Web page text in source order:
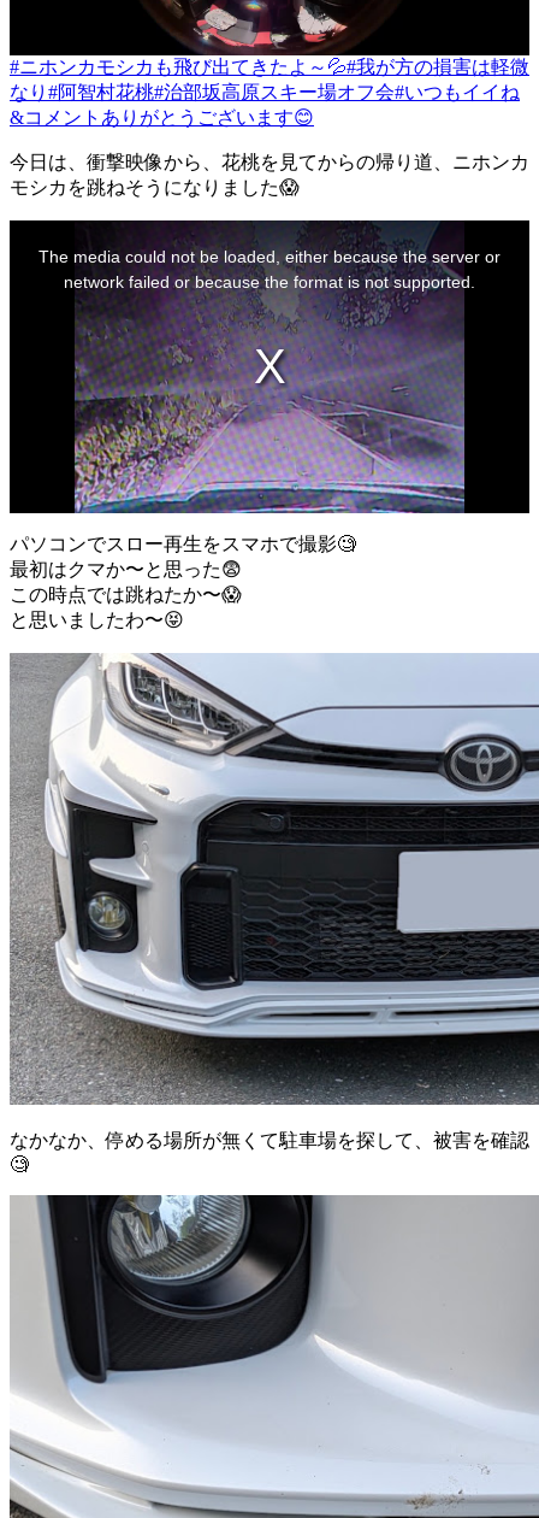
#ニホンカモシカも飛び出てきたよ～💦#我が方の損害は軽微
なり #阿智村花桃#治部坂高原スキー場オフ会#いつもイイね
&コメントありがとうございます😊
今日は、衝撃映像から、花桃を見てからの帰り道、ニホンカ
モシカを跳ねそうになりました😱
The media could not be loaded, either because the server or
network failed or because the format is not supported.
パソコンでスロー再生をスマホで撮影🧐
最初はクマか〜と思った😨
この時点では跳ねたか〜😱
と思いましたわ〜😝
なかなか、停める場所が無くて駐車場を探して、被害を確認
🧐